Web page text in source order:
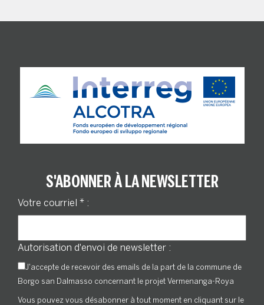
S'ABONNER À LA NEWSLETTER
Votre courriel * :
Autorisation d'envoi de newsletter :
J'accepte de recevoir des emails de la part de la commune de
Borgo san Dalmasso concernant le projet Vermenanga-Roya
Vous pouvez vous désabonner à tout moment en cliquant sur le